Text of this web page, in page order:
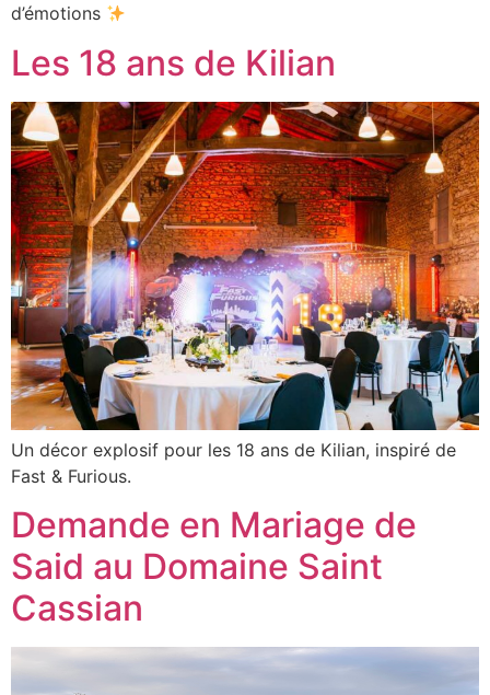
d’émotions
Les 18 ans de Kilian
Un décor explosif pour les 18 ans de Kilian, inspiré de
Fast & Furious.
Demande en Mariage de
Said au Domaine Saint
Cassian